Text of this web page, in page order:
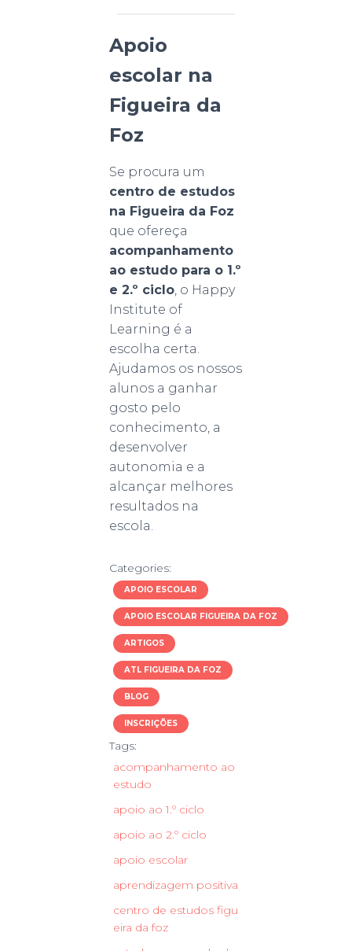
Apoio
escolar na
Figueira da
Foz
Se procura um
centro de estudos
na Figueira da Foz
que ofereça
acompanhamento
ao estudo para o 1.º
e 2.º ciclo, o Happy
Institute of
Learning é a
escolha certa.
Ajudamos os nossos
alunos a ganhar
gosto pelo
conhecimento, a
desenvolver
autonomia e a
alcançar melhores
resultados na
escola.
Categories:
APOIO ESCOLAR
APOIO ESCOLAR FIGUEIRA DA FOZ
ARTIGOS
ATL FIGUEIRA DA FOZ
BLOG
INSCRIÇÕES
Tags:
acompanhamento ao
estudo
apoio ao 1.º ciclo
apoio ao 2.º ciclo
apoio escolar
aprendizagem positiva
centro de estudos figu
eira da foz